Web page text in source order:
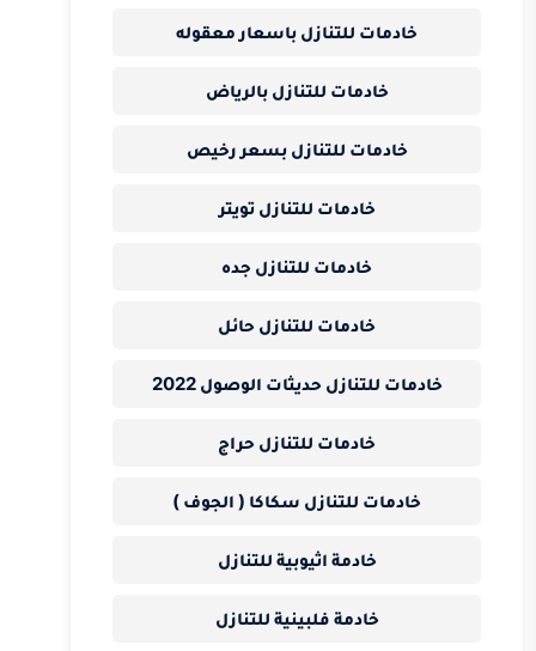
خادمات للتنازل باسعار معقوله
خادمات للتنازل بالرياض
خادمات للتنازل بسعر رخيص
خادمات للتنازل تويتر
خادمات للتنازل جده
خادمات للتنازل حائل
خادمات للتنازل حديثات الوصول 2022
خادمات للتنازل حراج
خادمات للتنازل سكاكا ( الجوف )
خادمة اثيوبية للتنازل
خادمة فلبينية للتنازل